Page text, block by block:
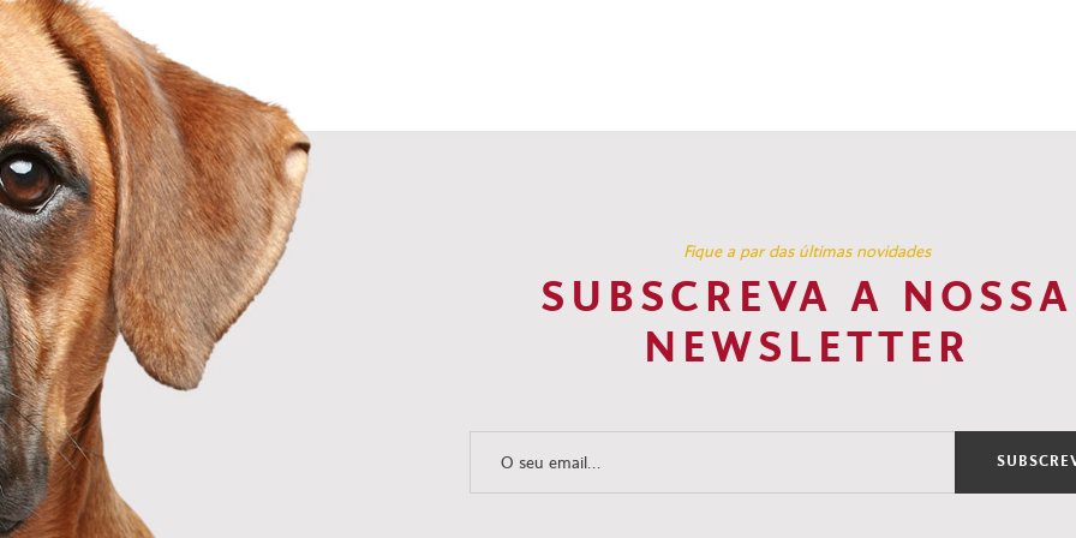
Fique a par das últimas novidades
SUBSCREVA A NOSSA
NEWSLETTER